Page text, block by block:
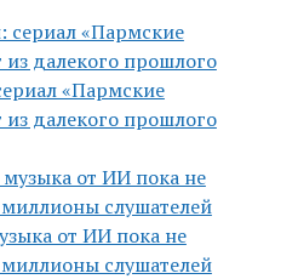
«Пармские
далекого прошлого
от ИИ пока не
миллионы слушателей